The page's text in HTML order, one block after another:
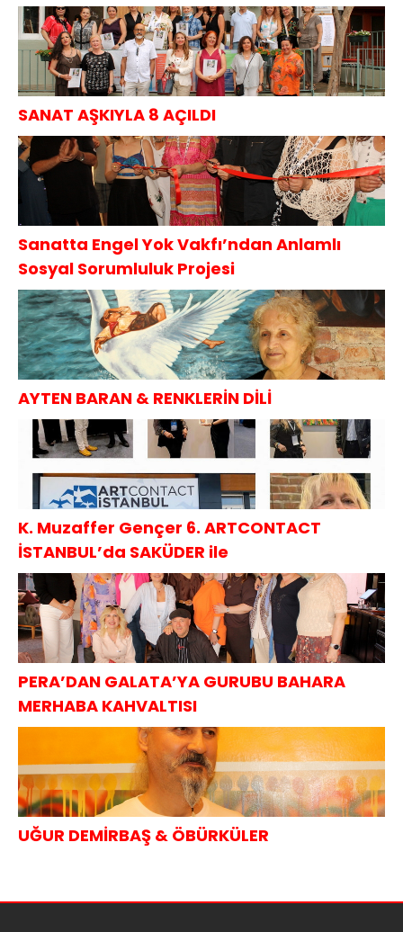
SANAT AŞKIYLA 8 AÇILDI
Sanatta Engel Yok Vakfı’ndan Anlamlı
Sosyal Sorumluluk Projesi
AYTEN BARAN & RENKLERİN DİLİ
K. Muzaffer Gençer 6. ARTCONTACT
İSTANBUL’da SAKÜDER ile
PERA’DAN GALATA’YA GURUBU BAHARA
MERHABA KAHVALTISI
UĞUR DEMİRBAŞ & ÖBÜRKÜLER